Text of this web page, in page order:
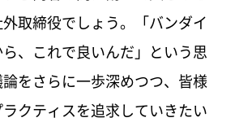
取締役でしょう。「バンダイ
、これで良いんだ」という思
をさらに一歩深めつつ、皆様
クティスを追求していきたい